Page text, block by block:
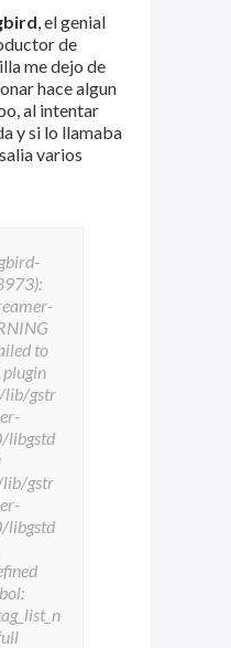
, el genial
de
me dejo de
hace algun
al intentar
y si lo llamaba
varios
to
plugin
lib/gstr
libgstd
gstr
libgstd